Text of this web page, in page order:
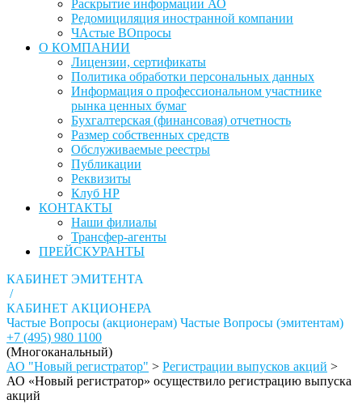
Раскрытие информации АО
Редомициляция иностранной компании
ЧАстые ВОпросы
О КОМПАНИИ
Лицензии, сертификаты
Политика обработки персональных данных
Информация о профессиональном участнике
рынка ценных бумаг
Бухгалтерская (финансовая) отчетность
Размер собственных средств
Обслуживаемые реестры
Публикации
Реквизиты
Клуб НР
КОНТАКТЫ
Наши филиалы
Трансфер-агенты
ПРЕЙСКУРАНТЫ
КАБИНЕТ ЭМИТЕНТА
/
КАБИНЕТ АКЦИОНЕРА
Частые Вопросы (акционерам) Частые Вопросы (эмитентам)
+7 (495) 980 1100
(Многоканальный)
АО "Новый регистратор" > Регистрации выпусков акций >
АО «Новый регистратор» осуществило регистрацию выпуска
акций